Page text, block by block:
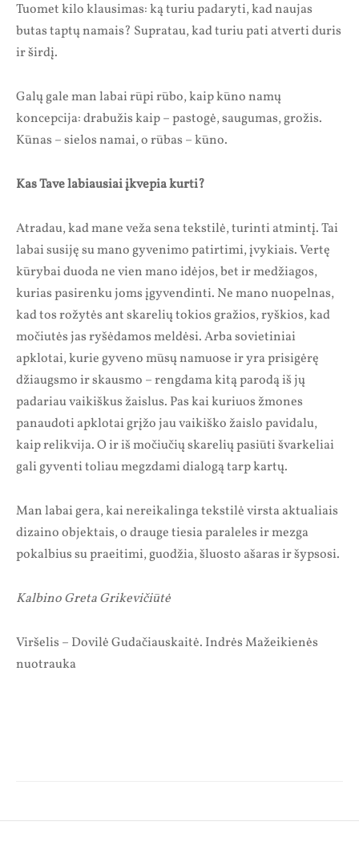
Tuomet kilo klausimas: ką turiu padaryti, kad naujas
butas taptų namais? Supratau, kad turiu pati atverti duris
ir širdį.
Galų gale man labai rūpi rūbo, kaip kūno namų
koncepcija: drabužis kaip – pastogė, saugumas, grožis.
Kūnas – sielos namai, o rūbas – kūno.
Kas Tave labiausiai įkvepia kurti?
Atradau, kad mane veža sena tekstilė, turinti atmintį. Tai
labai susiję su mano gyvenimo patirtimi, įvykiais. Vertę
kūrybai duoda ne vien mano idėjos, bet ir medžiagos,
kurias pasirenku joms įgyvendinti. Ne mano nuopelnas,
kad tos rožytės ant skarelių tokios gražios, ryškios, kad
močiutės jas ryšėdamos meldėsi. Arba sovietiniai
apklotai, kurie gyveno mūsų namuose ir yra prisigėrę
džiaugsmo ir skausmo – rengdama kitą parodą iš jų
padariau vaikiškus žaislus. Pas kai kuriuos žmones
panaudoti apklotai grįžo jau vaikiško žaislo pavidalu,
kaip relikvija. O ir iš močiučių skarelių pasiūti švarkeliai
gali gyventi toliau megzdami dialogą tarp kartų.
Man labai gera, kai nereikalinga tekstilė virsta aktualiais
dizaino objektais, o drauge tiesia paraleles ir mezga
pokalbius su praeitimi, guodžia, šluosto ašaras ir šypsosi.
Kalbino Greta Grikevičiūtė
Viršelis – Dovilė Gudačiauskaitė. Indrės Mažeikienės
nuotrauka